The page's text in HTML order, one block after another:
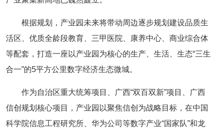
根据规划，产业园未来将带动周边逐步规划建设品质生
活区、优质全龄段教育、三甲医院、康养中心、商业综合体
等配套，打造一座以产业园为核心的生产、生活、生态“三生
合一”的5平方公里数字经济生态微城。
作为自治区重大统筹项目、广西“双百双新”项目、广西
信创规划核心项目，产业园以聚焦信创为战略目标，在中国
科学院信息工程研究所、华为公司等数字产业“国家队”和龙